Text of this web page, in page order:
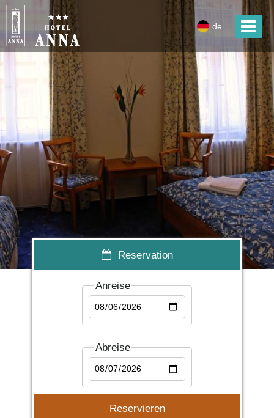
de
Reservation
Anreise
Abreise